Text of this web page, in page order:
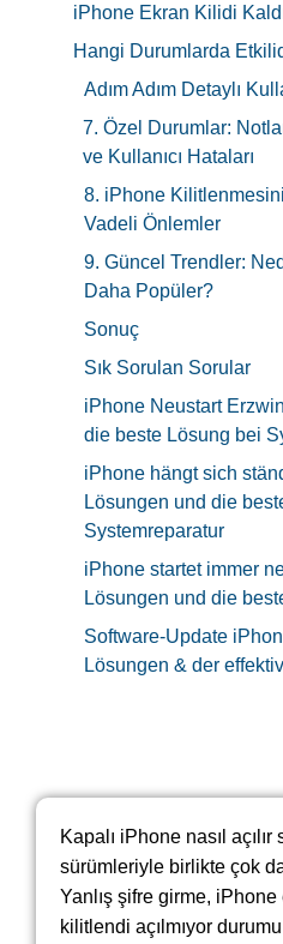
iPhone Ekran Kilidi
Hangi Durumlarda
Adım Adım Detaylı
7. Özel Durumlar:
ve Kullanıcı Hataları
8. iPhone
Vadeli Önlemler
9. Güncel Trendler:
Daha Popüler?
Sonuç
Sık Sorulan Sorular
iPhone Neustart
die beste Lösung bei
iPhone hängt sich
Lösungen und die
Systemreparatur
iPhone startet immer
Lösungen und die
Software-Update
Lösungen & der
Kapalı iPhone nasıl
sürümleriyle birlikte çok
Yanlış şifre girme,
kilitlendi açılmıyor